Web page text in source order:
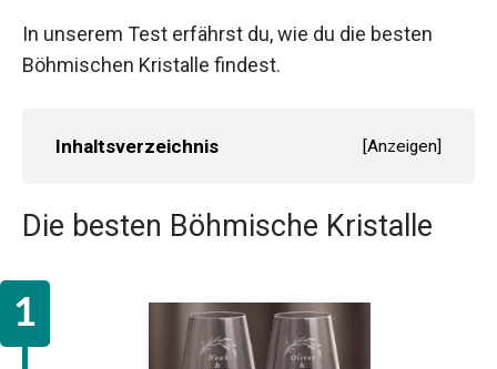
In unserem Test erfährst du, wie du die besten
Böhmischen Kristalle findest.
Inhaltsverzeichnis [Anzeigen]
Die besten Böhmische Kristalle